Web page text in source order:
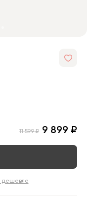
11 599 ₽ 9 899 ₽
дешевле